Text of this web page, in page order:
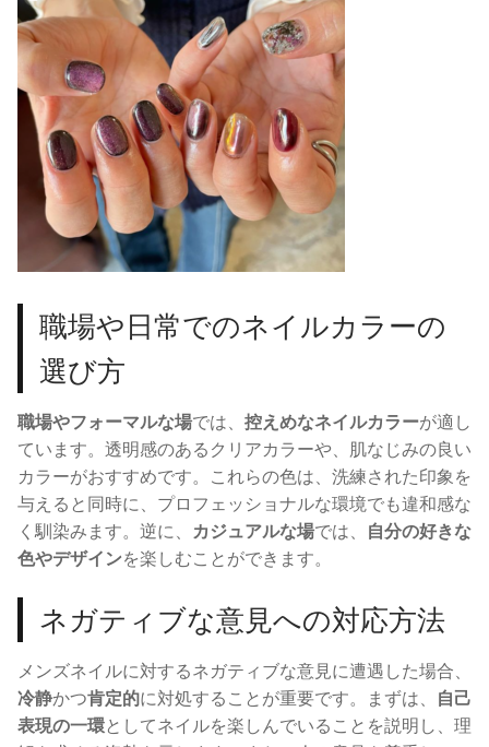
職場や日常でのネイルカラーの
選び方
職場やフォーマルな場では、 控えめなネイルカラーが適し
ています。透明感のあるクリアカラーや、肌なじみの良い
カラーがおすすめです。これらの色は、洗練された印象を
与えると同時に、プロフェッショナルな環境でも違和感な
く馴染みます。逆に、 カジュアルな場では、 自分の好きな
色やデザインを楽しむことができます。
ネガティブな意見への対応方法
メンズネイルに対するネガティブな意見に遭遇した場合、
冷静かつ肯定的に対処することが重要です。まずは、 自己
表現の一環としてネイルを楽しんでいることを説明し、理